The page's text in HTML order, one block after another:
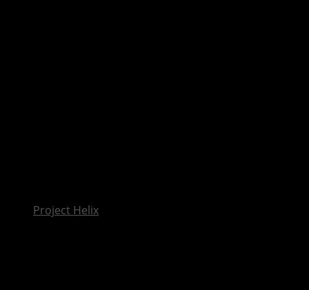
Project Helix